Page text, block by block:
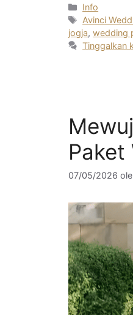
Kategori
Info
Tag
Avinci
jogja, wedding
Tinggalkan
Paket
07/05/2026